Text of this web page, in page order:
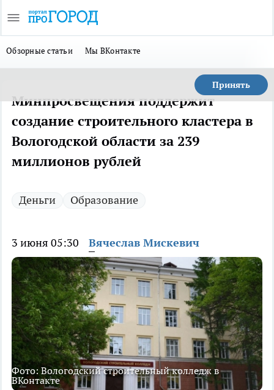
Обзорные статьи Мы ВКонтакте
Принять
Минпросвещения поддержит
создание строительного кластера в
Вологодской области за 239
миллионов рублей
Деньги Образование
3 июня 05:30 Вячеслав Мискевич
Фото: Вологодский строительный колледж в
ВКонтакте